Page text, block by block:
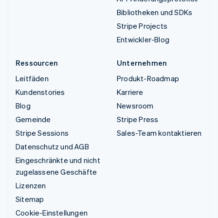
Bibliotheken und SDKs
Stripe Projects
Entwickler-Blog
Ressourcen
Leitfäden
Kundenstories
Blog
Gemeinde
Stripe Sessions
Datenschutz und AGB
Eingeschränkte und nicht
zugelassene Geschäfte
Lizenzen
Sitemap
Cookie-Einstellungen
Unternehmen
Produkt-Roadmap
Karriere
Newsroom
Stripe Press
Sales-Team kontaktieren